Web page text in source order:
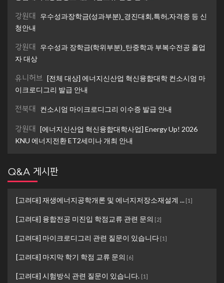
강원대
우수성과장학금(성과부분)_경진대회,특허,자격증 등 신
청안내
강원대
우수성과 장학금(학위부분)_탄중학과 부복수전공 졸업
자 대상
유니허브 [전체 대상] 에너지신산업 혁신융합대학 컨소시엄 마
이크로디그리 발급 안내
전북대 컨소시엄 마이크로디그리 이수증 발급 안내
강원대 [에너지신산업 혁신융합대학사업] Energy Up! 2026
KNU 에너지전환 ET2세미나 개최 안내
Q&A 게시판
[고려대] 재생에너지공학개론 및 에너지저장소재설계 ... [1]
[고려대] 융합전공 미진입 학점교류 관련 문의 [2]
[고려대] 마이크로디그리 관련 질문이 있습니다 [1]
[고려대] 마지막 학기 학점 교류 문의 [6]
[고려대] 시험방식 관련 질문이 있습니다. [1]